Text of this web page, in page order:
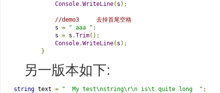
Console.WriteLine( s );
//demo3     去掉首尾空格
            s
= " aaa " ;
            s
= s .Trim();
Console.WriteLine( s );
}
另一版本如下:
string text = "  My test\nstring\r\n is\t quite long  " ;